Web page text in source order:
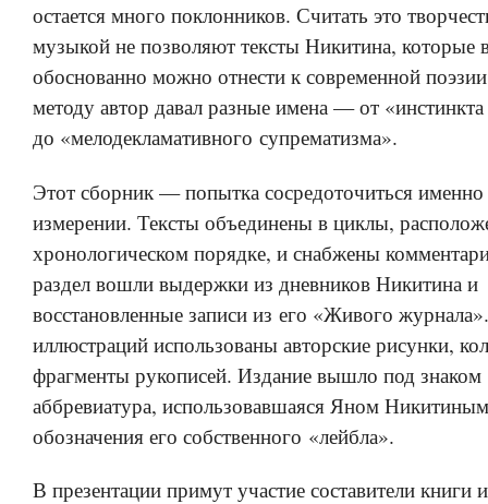
остается много поклонников. Считать это
музыкой не позволяют тексты Никитина, которые
обоснованно можно отнести к современной
методу автор давал разные имена — от
до «мелодекламативного супрематизма».
Этот сборник — попытка сосредоточиться именно
измерении. Тексты объединены в циклы,
хронологическом порядке, и снабжены
раздел вошли выдержки из дневников Никитина и
восстановленные записи из его «Живого
иллюстраций использованы авторские рисунки,
фрагменты рукописей. Издание вышло под
аббревиатура, использовавшаяся Яном
обозначения его собственного «лейбла».
В презентации примут участие составители книги